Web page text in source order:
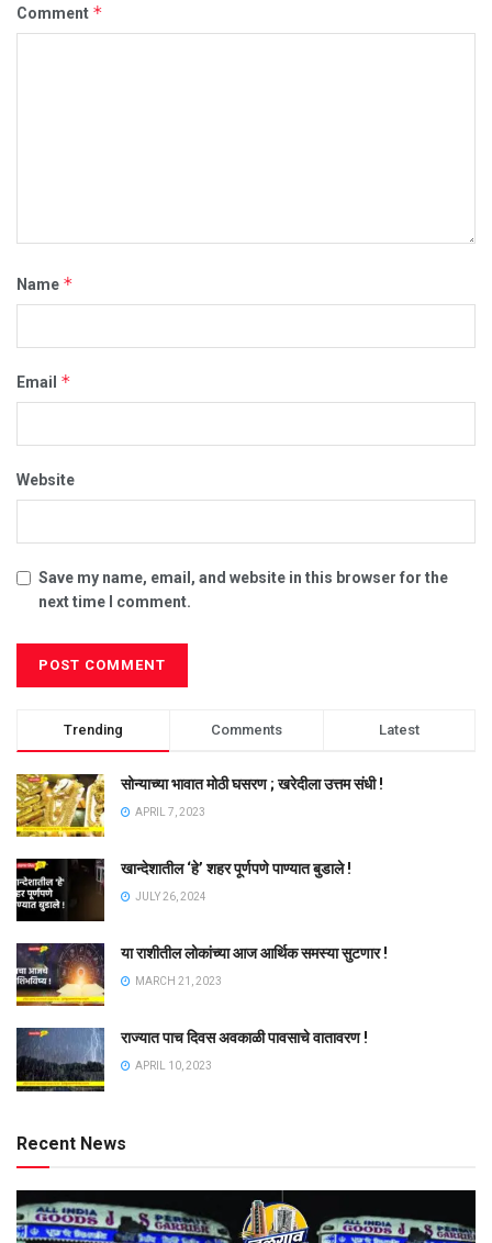
Comment *
Name *
Email *
Website
Save my name, email, and website in this browser for the
next time I comment.
Trending Comments Latest
सोन्याच्या भावात मोठी घसरण ; खरेदीला उत्तम संधी !
APRIL 7, 2023
खान्देशातील ‘हे’ शहर पूर्णपणे पाण्यात बुडाले !
JULY 26, 2024
या राशीतील लोकांच्या आज आर्थिक समस्या सुटणार !
MARCH 21, 2023
राज्यात पाच दिवस अवकाळी पावसाचे वातावरण !
APRIL 10, 2023
Recent News